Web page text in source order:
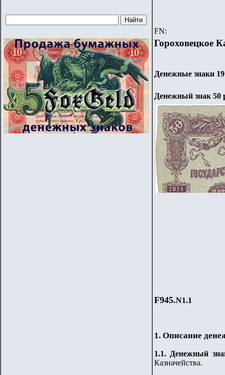
FN:
Гороховецкое
Денежные знаки
Денежный знак 50
F945.N1.1
1. Описание
1.1. Денежный
Казначейства.